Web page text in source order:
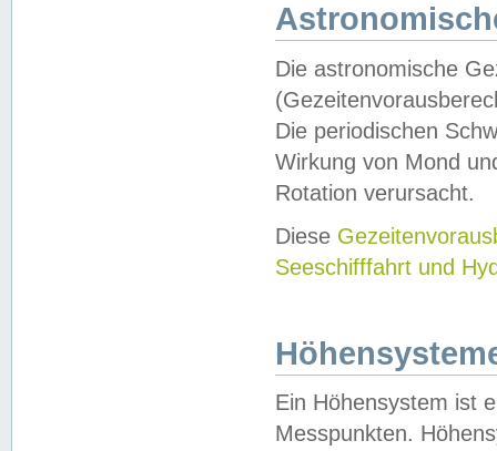
Die astronomische
Die periodischen
Wirkung von Mond
Rotation verursacht.
Diese
Seeschifffahrt und
Ein Höhensystem ist
Messpunkten.